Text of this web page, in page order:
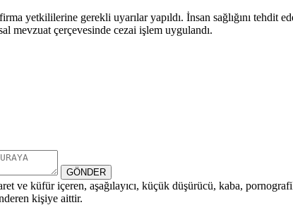
yetkililerine gerekli uyarılar yapıldı. İnsan sağlığını
mevzuat çerçevesinde cezai işlem uygulandı.
GÖNDER
ve küfür içeren, aşağılayıcı, küçük düşürücü, kaba,
kişiye aittir.